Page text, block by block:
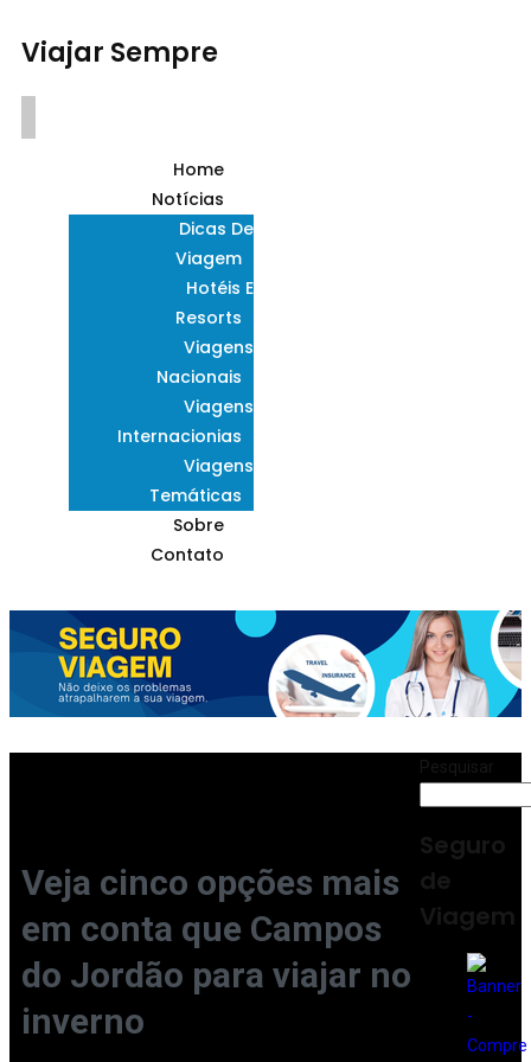
Viajar Sempre
Home
Notícias
Dicas De
Viagem
Hotéis E
Resorts
Viagens
Nacionais
Viagens
Internacionias
Viagens
Temáticas
Sobre
Contato
Veja cinco opções mais
em conta que Campos
do Jordão para viajar no
inverno
Pesquisar
Seguro
de
Viagem